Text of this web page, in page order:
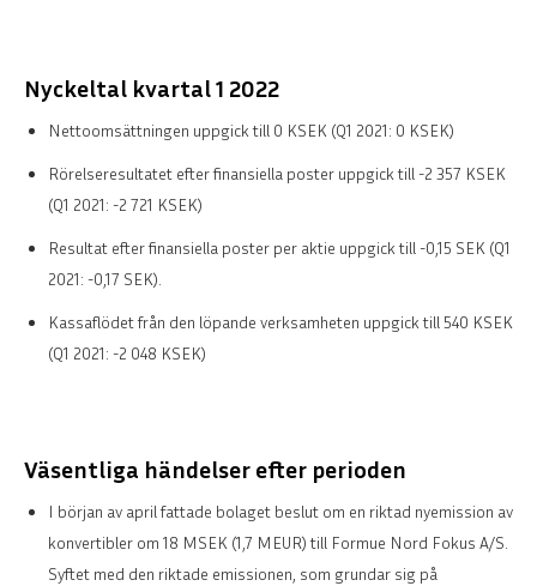
Nyckeltal kvartal 1 2022
Nettoomsättningen uppgick till 0 KSEK (Q1 2021: 0 KSEK)
Rörelseresultatet efter finansiella poster uppgick till -2 357 KSEK
(Q1 2021: -2 721 KSEK)
Resultat efter finansiella poster per aktie uppgick till -0,15 SEK (Q1
2021: -0,17 SEK).
Kassaflödet från den löpande verksamheten uppgick till 540 KSEK
(Q1 2021: -2 048 KSEK)
Väsentliga händelser efter perioden
I början av april fattade bolaget beslut om en riktad nyemission av
konvertibler om 18 MSEK (1,7 MEUR) till Formue Nord Fokus A/S.
Syftet med den riktade emissionen, som grundar sig på